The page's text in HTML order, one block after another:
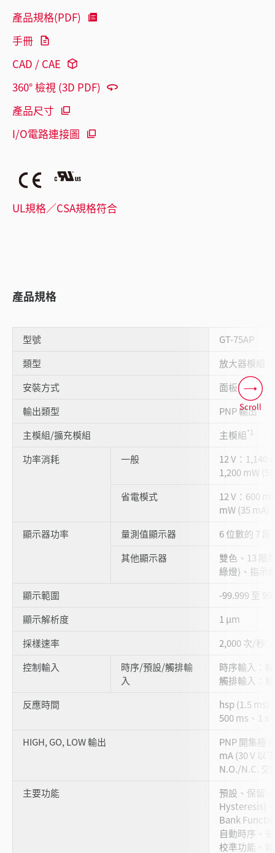
產品規格(PDF)
手冊
CAD / CAE
360° 檢視 (3D PDF)
產品尺寸
I/O電路連接圖
UL規格／CSA規格符合
產品規格
型號
GT-75AP
類型
放大器模組
安裝方式
面板安裝
輸出類型
PNP 輸出
主模組/擴充模組
主模組*1
功率消耗 一般
12 V：1,140
1,200 mW
省電模式
12 V：600
mW (35 mA)
顯示器功率
量測值顯示器
6 位數的 7 段
其他顯示器
雙色、13 階
綠燈)、指示
顯示範圍
-99.999 至
顯示解析度
1 µm
採樣速率
2,000 次/秒
控制輸入
時序/預設/觸排輸
入
時序輸入：
觸排輸入：
反應時間
hsp (1.5 ms)
500 ms、1 s
HIGH, GO, LOW 輸出
PNP 開集極
mA (30 V 以
N.O./N.C. 交
主要功能
預設、保留
Hysteresis)
Bank
自動時序、
校準功能、
Scroll